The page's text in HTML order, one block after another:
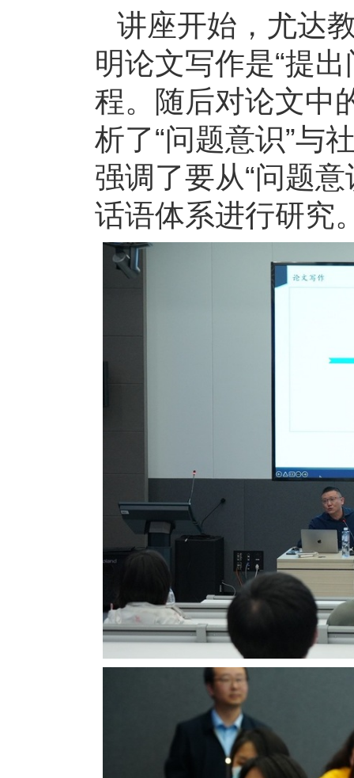
讲座开始，尤达
明论文写作是“提
程。随后对论文中
析了“问题意识”与
强调了要从“问题
话语体系进行研究